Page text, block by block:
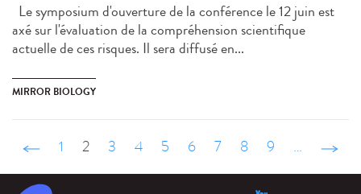
Le symposium d'ouverture de la conférence le 12 juin est
axé sur l'évaluation de la compréhension scientifique
actuelle de ces risques. Il sera diffusé en...
MIRROR BIOLOGY
‹ précédent
1 2 3 4 5 6 7 8 9 …